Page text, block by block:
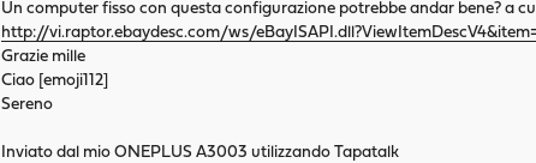
Un computer fisso con questa configurazione potrebbe andar bene? a
http://vi.raptor.ebaydesc.com/ws/
Grazie mille
Ciao [emoji112]
Sereno
Inviato dal mio ONEPLUS A3003 utilizzando Tapatalk